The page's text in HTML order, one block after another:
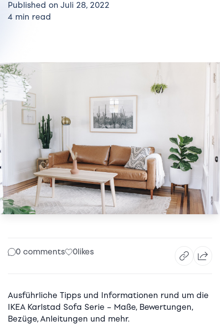
Published on Juli 28, 2022
4 min read
0 comments 0likes
Ausführliche Tipps und Informationen rund um die
IKEA Karlstad Sofa Serie – Maße, Bewertungen,
Bezüge, Anleitungen und mehr.